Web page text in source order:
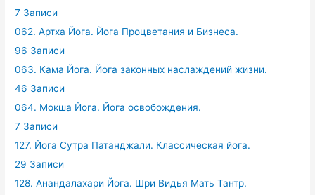
7 Записи
062. Артха Йога. Йога Процветания и Бизнеса.
96 Записи
063. Кама Йога. Йога законных наслаждений жизни.
46 Записи
064. Мокша Йога. Йога освобождения.
7 Записи
127. Йога Сутра Патанджали. Классическая йога.
29 Записи
128. Анандалахари Йога. Шри Видья Мать Тантр.